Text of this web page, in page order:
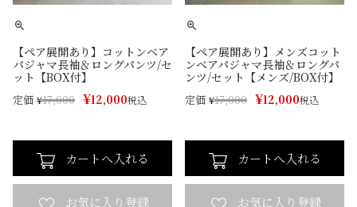
【ペア展開あり】コットンベア
パジャマ長袖＆ロングパンツ/セ
ット【BOX付】
定価 ¥17,000 ¥12,000税込
カートへ入れる
【ペア展開あり】メンズコット
ンベアパジャマ長袖＆ロングパ
ンツ/セット【メンズ/BOX付】
定価 ¥17,000 ¥12,000税込
カートへ入れる